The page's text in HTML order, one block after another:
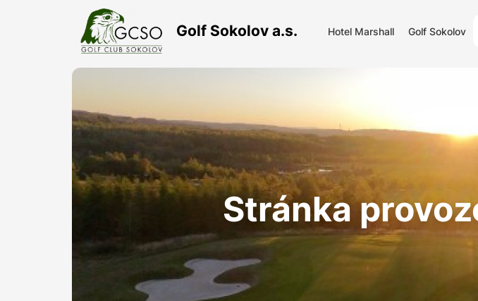
Golf Sokolov a.s. Hotel Marshall Golf Sokolov
Stránka